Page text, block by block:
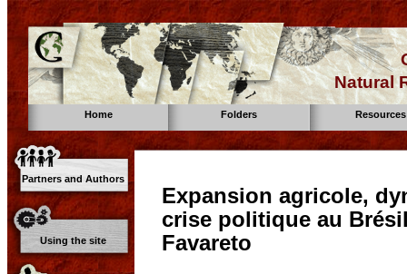
Natural
Home Folders Resources
Partners and Authors
Using the site
Expansion agricole,
crise politique au
Favareto